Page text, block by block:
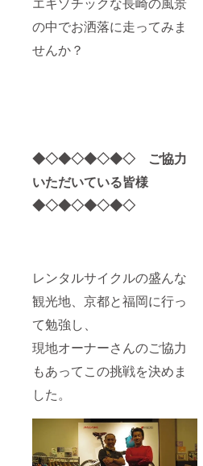
の中でお洒落に走ってみま
せんか？
◆◇◆◇◆◇◆◇ ご協力
いただいている皆様
◆◇◆◇◆◇◆◇
レンタルサイクルの盛んな
観光地、京都と福岡に行っ
て勉強し、
現地オーナーさんのご協力
もあってこの挑戦を決めま
した。